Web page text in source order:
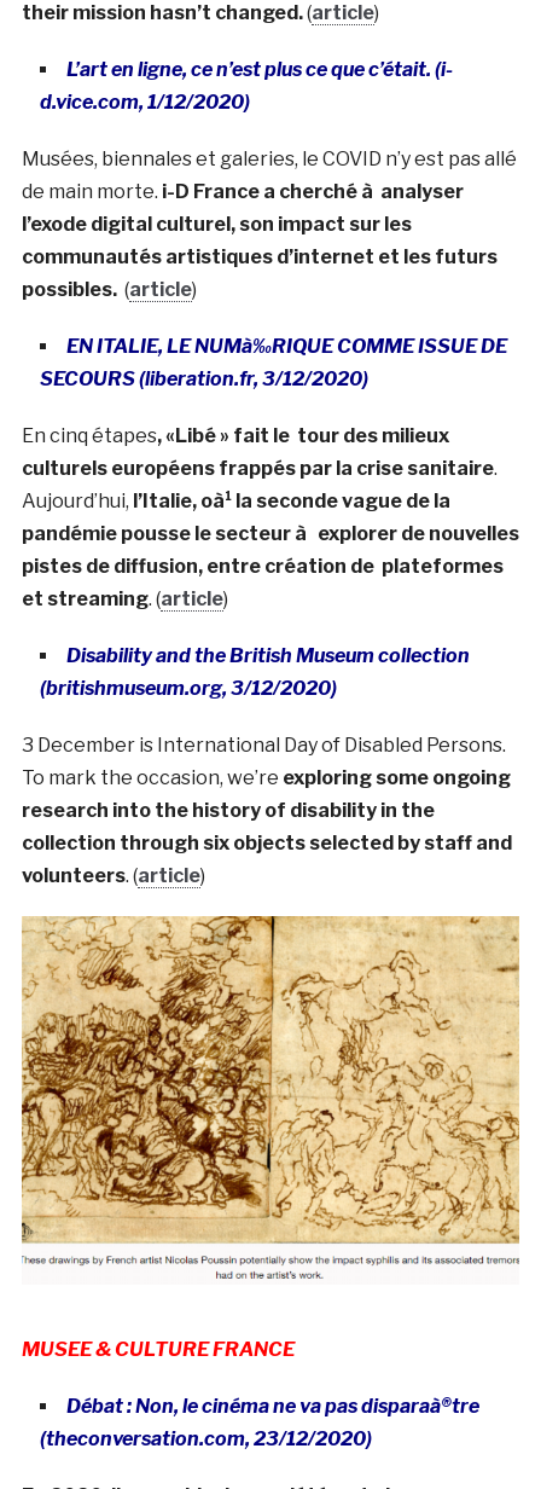
their mission hasn’t changed.(article)
L’art en ligne, ce n’est plus ce que c’était. (i-
d.vice.com, 1/12/2020)
Musées, biennales et galeries, le COVID n’y est pas allé
de main morte. i-D France a cherché à analyser
l’exode digital culturel, son impact sur les
communautés artistiques d’internet et les futurs
possibles. (article)
EN ITALIE, LE NUMà‰RIQUE COMME ISSUE DE
SECOURS (liberation.fr, 3/12/2020)
En cinq étapes, «Libé » fait le tour des milieux
culturels européens frappés par la crise sanitaire.
Aujourd’hui, l’Italie, oà¹ la seconde vague de la
pandémie pousse le secteur à explorer de nouvelles
pistes de diffusion, entre création de plateformes
et streaming. (article)
Disability and the British Museum collection
(britishmuseum.org, 3/12/2020)
3 December is International Day of Disabled Persons.
To mark the occasion, we’re exploring some ongoing
research into the history of disability in the
collection through six objects selected by staff and
volunteers. (article)
MUSEE & CULTURE FRANCE
Débat : Non, le cinéma ne va pas disparaà®tre
(theconversation.com, 23/12/2020)